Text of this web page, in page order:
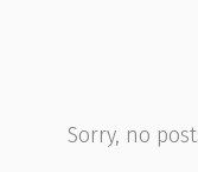
Sorry, no